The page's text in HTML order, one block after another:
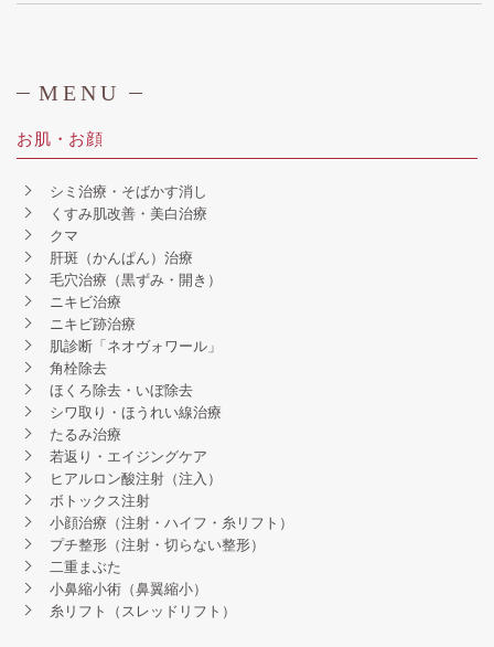
MENU
お肌・お顔
シミ治療・そばかす消し
くすみ肌改善・美白治療
クマ
肝斑（かんぱん）治療
毛穴治療（黒ずみ・開き）
ニキビ治療
ニキビ跡治療
肌診断「ネオヴォワール」
角栓除去
ほくろ除去・いぼ除去
シワ取り・ほうれい線治療
たるみ治療
若返り・エイジングケア
ヒアルロン酸注射（注入）
ボトックス注射
小顔治療（注射・ハイフ・糸リフト）
プチ整形（注射・切らない整形）
二重まぶた
小鼻縮小術（鼻翼縮小）
糸リフト（スレッドリフト）